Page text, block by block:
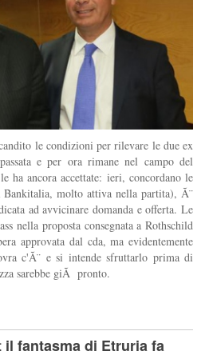
le condizioni per rilevare le due ex
e per ora rimane nel campo del
ha ancora accettate: ieri, concordano le
molto attiva nella partita), Ã¨
ad avvicinare domanda e offerta. Le
nella proposta consegnata a Rothschild
approvata dal cda, ma evidentemente
c'Ã¨ e si intende sfruttarlo prima di
sarebbe giÃ pronto.
il fantasma di Etruria fa